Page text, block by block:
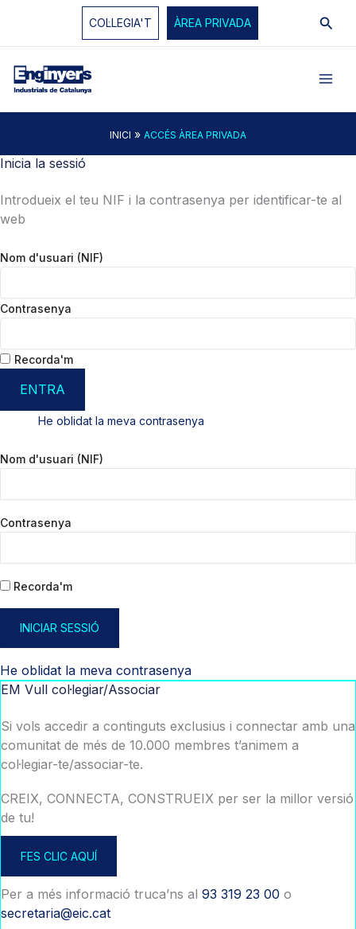
COL·LEGIA'T ÀREA PRIVADA
INICI » ACCÉS ÀREA PRIVADA
Inicia la sessió
Introdueix el teu NIF i la contrasenya per identificar-te al
web
Nom d'usuari (NIF)
Contrasenya
Recorda'm
ENTRA
He oblidat la meva contrasenya
Nom d'usuari (NIF)
Contrasenya
Recorda'm
INICIAR SESSIÓ
He oblidat la meva contrasenya
EM Vull col·legiar/Associar
Si vols accedir a continguts exclusius i connectar amb una
comunitat de més de 10.000 membres t’animem a
col·legiar-te/associar-te.
CREIX, CONNECTA, CONSTRUEIX per ser la millor versió
de tu!
FES CLIC AQUÍ
Per a més informació truca’ns al 93 319 23 00 o
secretaria@eic.cat